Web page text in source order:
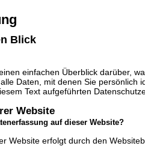
Blick
einfachen Überblick darüber,
Daten, mit denen Sie
Text aufgeführten
Website
auf dieser Website?
Website erfolgt durch den